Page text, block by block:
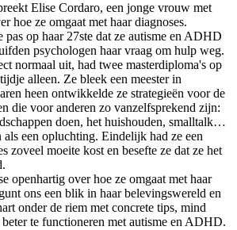
Elise Cordaro, een jonge vrouw met
hoe ze omgaat met haar diagnoses.
pas op haar 27ste dat ze autisme en ADHD
psychologen haar vraag om hulp weg.
normaal uit, had twee masterdiploma's op
alleen. Ze bleek een meester in
heen ontwikkelde ze strategieën voor de
die voor anderen zo vanzelfsprekend zijn:
doen, het huishouden, smalltalk…
als een opluchting. Eindelijk had ze een
zoveel moeite kost en besefte ze dat ze het
openhartig over hoe ze omgaat met haar
ons een blik in haar belevingswereld en
onder de riem met concrete tips, mind
te functioneren met autisme en ADHD.